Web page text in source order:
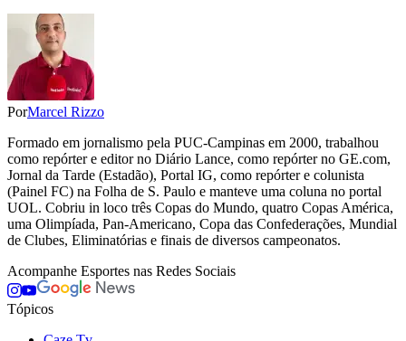
PorMarcel Rizzo
Formado em jornalismo pela PUC-Campinas em 2000, trabalhou
como repórter e editor no Diário Lance, como repórter no GE.com,
Jornal da Tarde (Estadão), Portal IG, como repórter e colunista
(Painel FC) na Folha de S. Paulo e manteve uma coluna no portal
UOL. Cobriu in loco três Copas do Mundo, quatro Copas América,
uma Olimpíada, Pan-Americano, Copa das Confederações, Mundial
de Clubes, Eliminatórias e finais de diversos campeonatos.
Acompanhe Esportes nas Redes Sociais
Tópicos